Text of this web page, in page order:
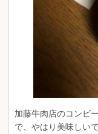
加藤牛肉店のコンビ
で、やはり美味しいで